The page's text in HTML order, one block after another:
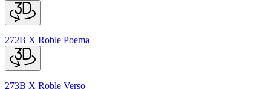
272B X Roble Poema
273B X Roble Verso